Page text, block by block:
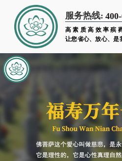
服务热线:
高素质高效率殡
让您省心、放心、是